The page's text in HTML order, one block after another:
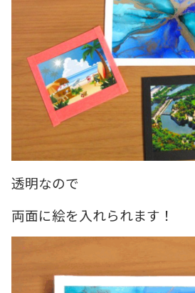
透明なので
両面に絵を入れられます！